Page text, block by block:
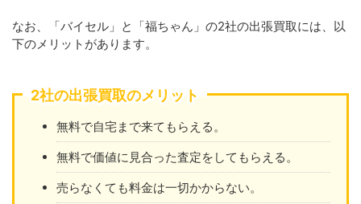
なお、「バイセル」と「福ちゃん」の2社の出張買取には、以
下のメリットがあります。
2社の出張買取のメリット
無料で自宅まで来てもらえる。
無料で価値に見合った査定をしてもらえる。
売らなくても料金は一切かからない。